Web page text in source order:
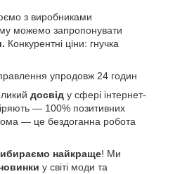
з виробниками
можемо запропонувати
Конкурентні ціни: гнучка
упродовж 24 годин
досвід у сфері інтернет-
— 100% позитивних
— це бездоганна робота
найкраще! Ми
у світі моди та